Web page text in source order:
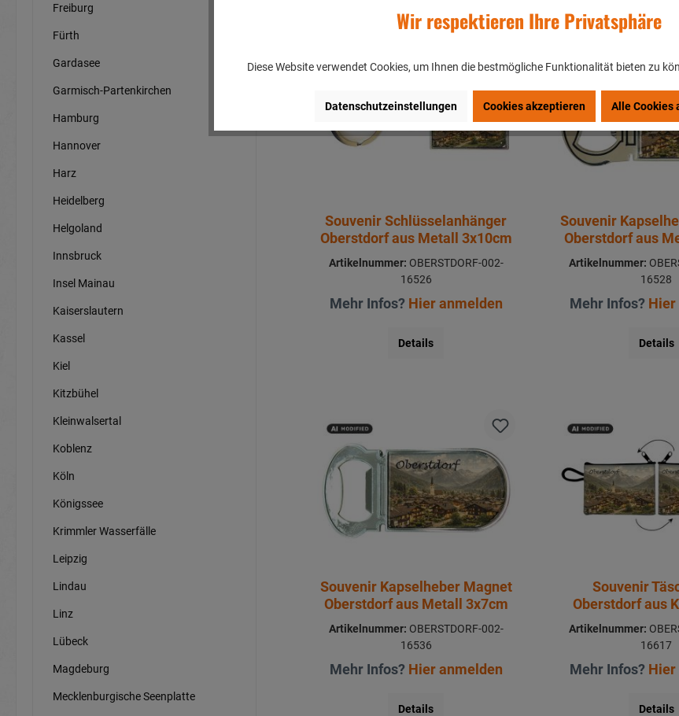
Freiburg
Fürth
Gardasee
Garmisch-Partenkirchen
Hamburg
Hannover
Harz
Heidelberg
Helgoland
Innsbruck
Insel Mainau
Kaiserslautern
Kassel
Kiel
Kitzbühel
Kleinwalsertal
Koblenz
Köln
Königssee
Krimmler Wasserfälle
Leipzig
Lindau
Linz
Lübeck
Magdeburg
Mecklenburgische Seenplatte
Souvenir Schlüsselanhänger
Oberstdorf aus Metall 3x10cm
Artikelnummer: OBERSTDORF-002-
16526
Mehr Infos? Hier anmelden
Details
Souvenir
Oberstdorf aus
Artikelnummer:
16528
Mehr Infos? Hier
Details
Souvenir Kapselheber Magnet
Oberstdorf aus Metall 3x7cm
Artikelnummer: OBERSTDORF-002-
16536
Mehr Infos? Hier anmelden
Details
Souvenir
Oberstdorf aus
Artikelnummer:
16617
Mehr Infos? Hier
Details
Wir respektieren Ihre Privatsphäre
Diese Website verwendet Cookies, um Ihnen die bestmögliche Funktionalität bieten zu
Datenschutzeinstellungen Cookies akzeptieren Alle Cookies